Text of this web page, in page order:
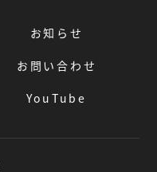
お知らせ
お問い合わせ
YouTube